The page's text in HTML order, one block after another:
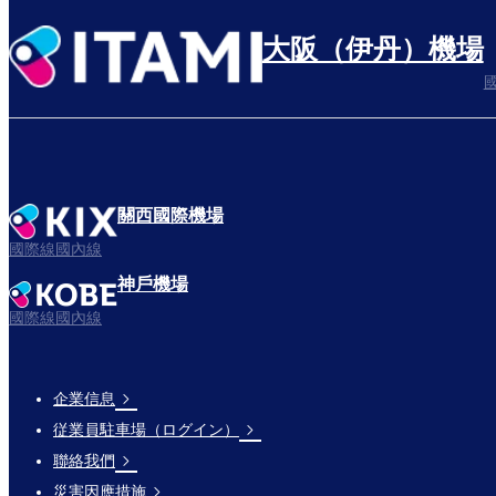
大阪（伊丹）機場
關西國際機場
國際線國內線
神戶機場
國際線國內線
Footer
Links
企業信息
従業員駐車場（ログイン）
聯絡我們
災害因應措施